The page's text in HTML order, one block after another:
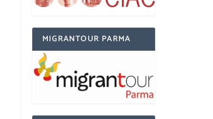
MIGRANTOUR PARMA